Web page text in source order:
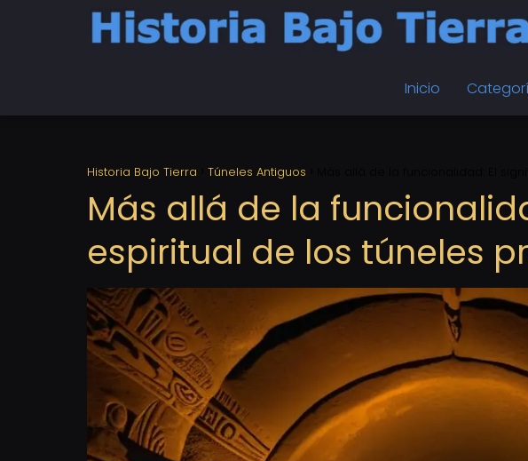
Inicio
Historia Bajo Tierra Túneles Antiguos
Más allá de la
espiritual de los túneles